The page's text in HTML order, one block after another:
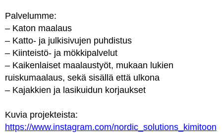
Palvelumme:
– Katon maalaus
– Katto- ja julkisivujen puhdistus
– Kiinteistö- ja mökkipalvelut
– Kaikenlaiset maalaustyöt, mukaan lukien
ruiskumaalaus, sekä sisällä että ulkona
– Kajakkien ja lasikuidun korjaukset
Kuvia projekteista:
https://www.instagram.com/nordic_solutions_kimitoon